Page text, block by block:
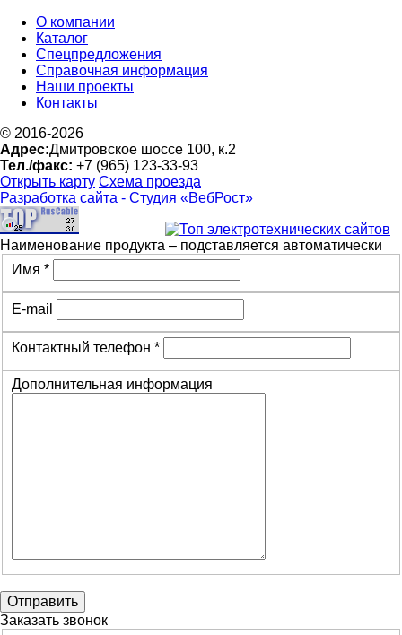
О компании
Каталог
Спецпредложения
Справочная информация
Наши проекты
Контакты
© 2016-2026
Адрес:Дмитровское шоссе 100, к.2
Тел./факс: +7 (965) 123-33-93
Открыть карту Схема проезда
Разработка сайта - Студия «ВебРост»
Наименование продукта – подставляется автоматически
Имя *
E-mail
Контактный телефон *
Дополнительная информация
Отправить
Заказать звонок